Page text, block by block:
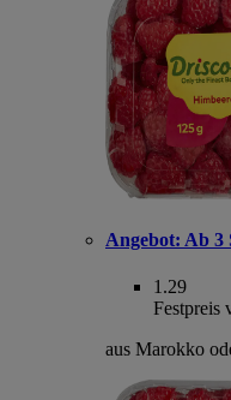
Angebot: Ab 3
1.29
Festpreis
aus Marokko